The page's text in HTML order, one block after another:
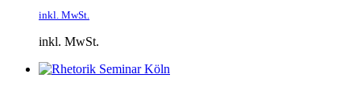
inkl. MwSt.
inkl. MwSt.